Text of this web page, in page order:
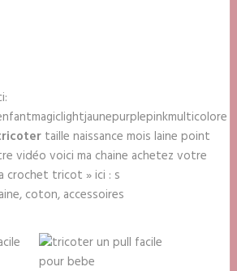
taille naissance mois laine point
vidéo voici ma chaine achetez votre
crochet tricot » ici : s
coton, accessoires